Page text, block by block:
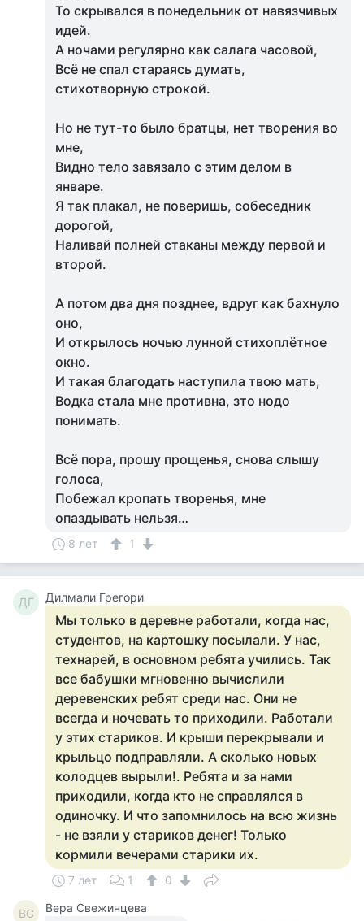
То скрывался в понедельник от навязчивых
идей.
А ночами регулярно как салага часовой,
Всё не спал стараясь думать,
стихотворную строкой.
Но не тут-то было братцы, нет творения во
мне,
Видно тело завязало с этим делом в
январе.
Я так плакал, не поверишь, собеседник
дорогой,
Наливай полней стаканы между первой и
второй.
А потом два дня позднее, вдруг как бахнуло
оно,
И открылось ночью лунной стихоплётное
окно.
И такая благодать наступила твою мать,
Водка стала мне противна, зто нодо
понимать.
Всё пора, прошу прощенья, снова слышу
голоса,
Побежал кропать творенья, мне
опаздывать нельзя…
8 лет 1
ДГ Дилмали Грегори
Мы только в деревне работали, когда нас,
студентов, на картошку посылали. У нас,
технарей, в основном ребята учились. Так
все бабушки мгновенно вычислили
деревенских ребят среди нас. Они не
всегда и ночевать то приходили. Работали
у этих стариков. И крыши перекрывали и
крыльцо подправляли. А сколько новых
колодцев вырыли!. Ребята и за нами
приходили, когда кто не справлялся в
одиночку. И что запомнилось на всю жизнь
- не взяли у стариков денег! Только
кормили вечерами старики их.
7 лет 1 0
ВС Вера Свежинцева